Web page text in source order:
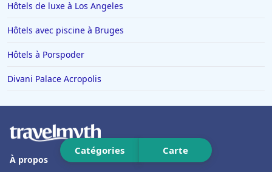
Hôtels à Bouc-Bel-Air
Hôtels à Mortagne-au-Perche
Hôtels en Alsace
Hôtels à Caudry
Hôtels à Bergame
Catégories Carte
Hôtels de luxe à Los Angeles
Hôtels avec piscine à Bruges
Hôtels à Porspoder
Divani Palace Acropolis
À propos